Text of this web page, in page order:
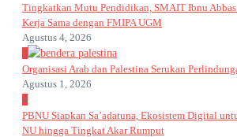
Tingkatkan Mutu Pendidikan, SMAIT Ibnu
Kerja Sama dengan FMIPA UGM
Agustus 4, 2026
3
Organisasi Arab dan Palestina Serukan
Agustus 1, 2026
4
PBNU Siapkan Sa’adatuna, Ekosistem Digital
NU hingga Tingkat Akar Rumput